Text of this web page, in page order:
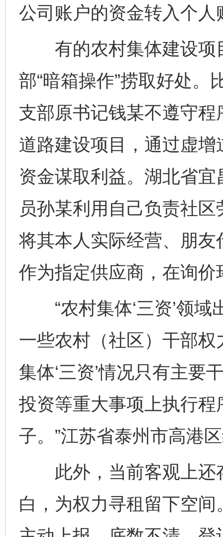
公司账户的资金转入个人
有的农村集体建设项
部“暗箱操作”捞取好处。
支部原书记钱某不遵守
道路建设项目，通过虚
资金谋取利益。湖北省
员孙某利用自己负责社
将其本人实际经营、朋
作为指定供应商，在询
“农村集体‘三资’领域
一些农村（社区）干部
集体‘三资’情况只有主要
投资等重大事项上执行
子。”江苏省泰州市高港
此外，当前客观上还
白，为权力寻租留下空